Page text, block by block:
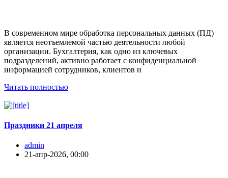
В современном мире обработка персональных данных (ПД)
является неотъемлемой частью деятельности любой
организации. Бухгалтерия, как одно из ключевых
подразделений, активно работает с конфиденциальной
информацией сотрудников, клиентов и
Читать полностью
Праздники 21 апреля
admin
21-апр-2026, 00:00